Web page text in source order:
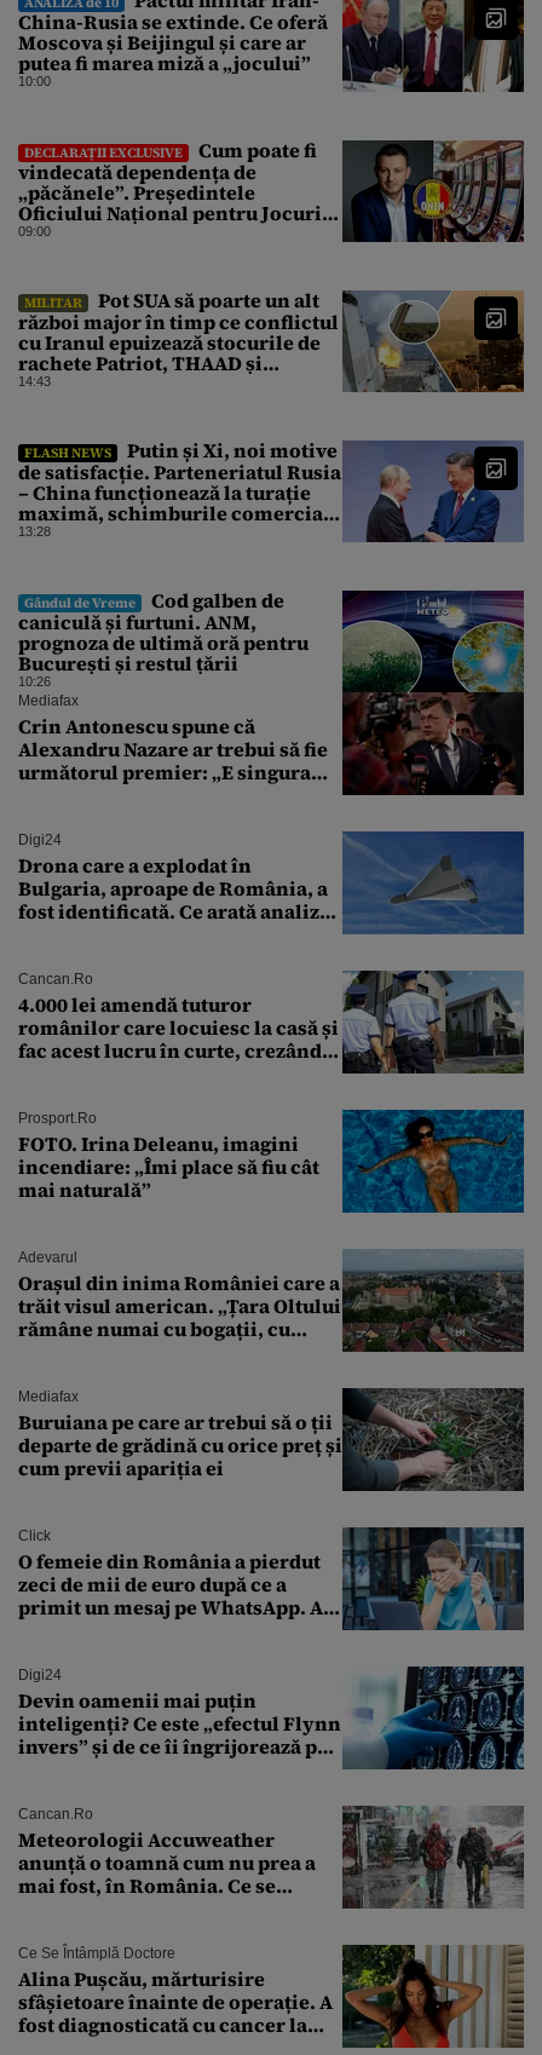
China-Rusia se extinde. Ce oferă
Moscova și Beijingul și care ar
putea fi marea miză a „jocului”
10:00
DECLARAȚII EXCLUSIVE
Cum poate fi
vindecată dependența de
„păcănele”. Președintele
Oficiului Național pentru Jocuri
de Noroc propune o ordonanță de
unică
09:00
MILITAR
Pot SUA să poarte un alt
război major în timp ce conflictul
cu Iranul epuizează stocurile de
rachete Patriot, THAAD și
Tomahawk?
14:43
FLASH NEWS
Putin și Xi, noi motive
de satisfacție. Parteneriatul Rusia
– China funcționează la turație
maximă, schimburile comerciale
ating niveluri record
13:28
Gândul de Vreme
Cod galben de
caniculă și furtuni. ANM,
prognoza de ultimă oră pentru
București și restul țării
10:26
Mediafax
Crin Antonescu spune că
Alexandru Nazare ar trebui să fie
următorul premier: „E singura
Digi24
Drona care a explodat în
Bulgaria, aproape de România, a
fost identificată. Ce arată analiza
Cancan.ro
4.000 lei amendă tuturor
românilor care locuiesc la casă și
fac acest lucru în curte, crezând
Prosport.ro
FOTO. Irina Deleanu, imagini
incendiare: „Îmi place să fiu cât
mai naturală”
Adevarul
Orașul din inima României care a
trăit visul american. „Țara Oltului
rămâne numai cu bogații, cu
Mediafax
Buruiana pe care ar trebui să o ții
departe de grădină cu orice preț și
cum previi apariția ei
Click
O femeie din România a pierdut
zeci de mii de euro după ce a
primit un mesaj pe WhatsApp. A
Digi24
Devin oamenii mai puțin
inteligenți? Ce este „efectul Flynn
invers” și de ce îi îngrijorează pe
Cancan.ro
Meteorologii Accuweather
anunță o toamnă cum nu prea a
mai fost, în România. Ce se
București. Pe ce dată ninge
Ce Se Întâmplă Doctore
Alina Pușcău, mărturisire
sfâșietoare înainte de operație. A
fost diagnosticată cu cancer la